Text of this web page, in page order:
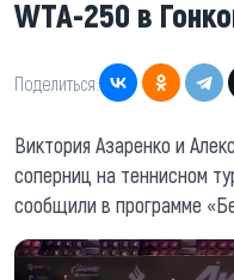
WTA-250 в
Поделиться:
Виктория Азаренко и
соперниц на теннисном
сообщили в программе